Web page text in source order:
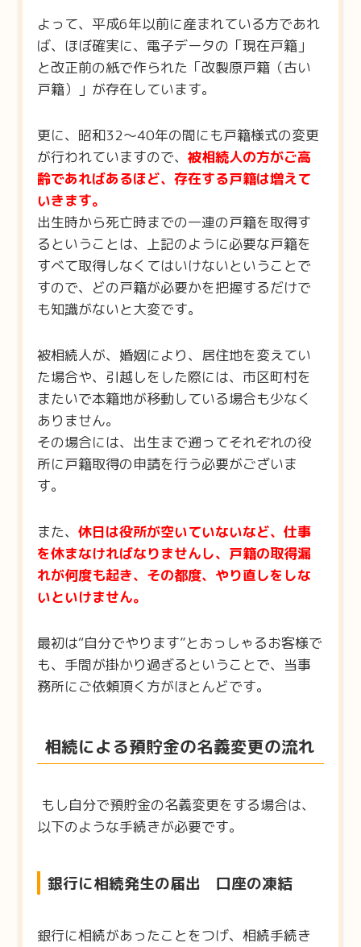
よって、平成6年以前に産まれている方であれ
ば、ほぼ確実に、電子データの「現在戸籍」
と改正前の紙で作られた「改製原戸籍（古い
戸籍）」が存在しています。
更に、昭和32～40年の間にも戸籍様式の変更
が行われていますので、 被相続人の方がご高
齢であればあるほど、存在する戸籍は増えて
いきます。
出生時から死亡時までの一連の戸籍を取得す
るということは、上記のように必要な戸籍を
すべて取得しなくてはいけないということで
すので、どの戸籍が必要かを把握するだけで
も知識がないと大変です。
被相続人が、婚姻により、居住地を変えてい
た場合や、引越しをした際には、市区町村を
またいで本籍地が移動している場合も少なく
ありません。
その場合には、出生まで遡ってそれぞれの役
所に戸籍取得の申請を行う必要がございま
す。
また、 休日は役所が空いていないなど、仕事
を休まなければなりませんし、戸籍の取得漏
れが何度も起き、その都度、やり直しをしな
いといけません。
最初は“自分でやります”とおっしゃるお客様で
も、手間が掛かり過ぎるということで、当事
務所にご依頼頂く方がほとんどです。
相続による預貯金の名義変更の流れ
もし自分で預貯金の名義変更をする場合は、
以下のような手続きが必要です。
銀行に相続発生の届出 口座の凍結
銀行に相続があったことをつげ、相続手続き